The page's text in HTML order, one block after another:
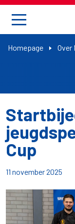
Homepage Over
Cup
11 november 2025